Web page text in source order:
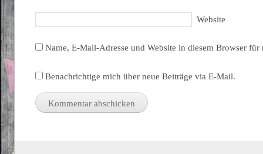
Website
Name, E-Mail-Adresse und Website in diesem Browser
Benachrichtige mich über neue Beiträge via E-Mail.